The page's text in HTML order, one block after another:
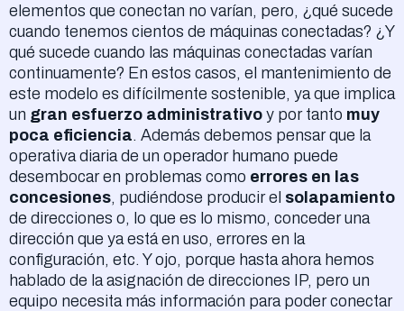
elementos que conectan no varían, pero, ¿qué sucede
cuando tenemos cientos de máquinas conectadas? ¿Y
qué sucede cuando las máquinas conectadas varían
continuamente? En estos casos, el mantenimiento de
este modelo es difícilmente sostenible, ya que implica
un gran esfuerzo administrativo y por tanto muy
poca eficiencia. Además debemos pensar que la
operativa diaria de un operador humano puede
desembocar en problemas como errores en las
concesiones, pudiéndose producir el solapamiento
de direcciones o, lo que es lo mismo, conceder una
dirección que ya está en uso, errores en la
configuración, etc. Y ojo, porque hasta ahora hemos
hablado de la asignación de direcciones IP, pero un
equipo necesita más información para poder conectar